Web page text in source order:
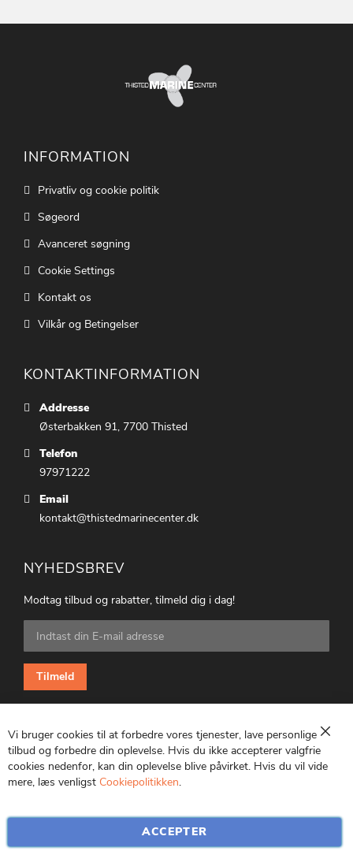
INFORMATION
Privatliv og cookie politik
Søgeord
Avanceret søgning
Cookie Settings
Kontakt os
Vilkår og Betingelser
KONTAKTINFORMATION
Addresse
Østerbakken 91, 7700 Thisted
Telefon
97971222
Email
kontakt@thistedmarinecenter.dk
NYHEDSBREV
Modtag tilbud og rabatter, tilmeld dig i dag!
Tilmeld
dig
vores
nyhedsbrev:
Tilmeld
CVR: 25847369
Luk
Vi bruger cookies til at forbedre vores tjenester, lave personlige
tilbud og forbedre din oplevelse. Hvis du ikke accepterer valgfrie
cookies nedenfor, kan din oplevelse blive påvirket. Hvis du vil vide
mere, læs venligst Cookiepolitikken.
ACCEPTER